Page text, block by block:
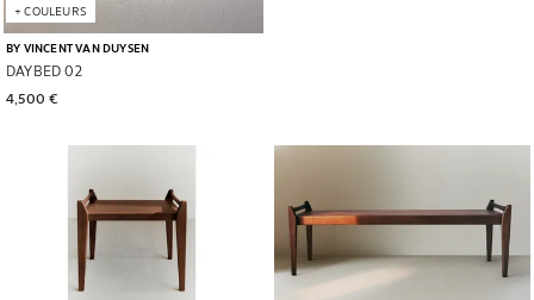
BY VINCENT VAN DUYSEN
DAYBED 02
4,500 €
+COULEURS